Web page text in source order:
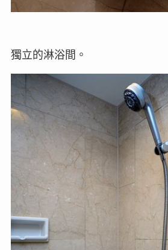
獨立的淋浴間。